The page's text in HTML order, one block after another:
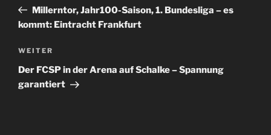
Beitrag
Millerntor, Jahr100-Saison, 1. Bundesliga – es
kommt: Eintracht Frankfurt
Nächster
Beitrag
WEITER
Der FCSP in der Arena auf Schalke – Spannung
garantiert